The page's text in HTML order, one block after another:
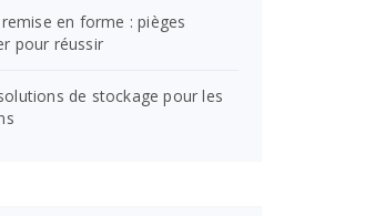
en forme : pièges
pour réussir
de stockage pour les